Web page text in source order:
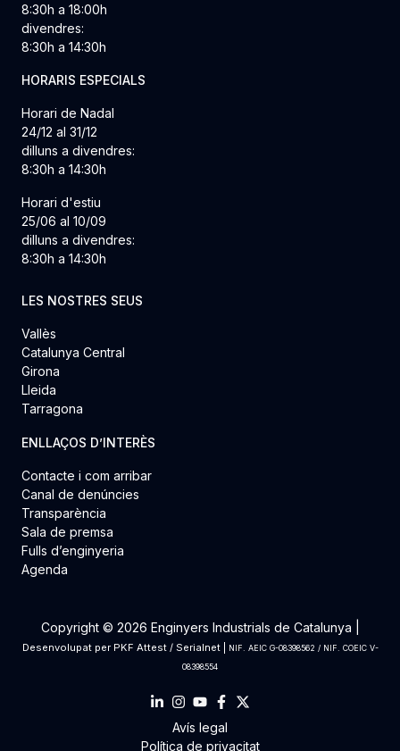
8:30h a 18:00h
divendres:
8:30h a 14:30h
HORARIS ESPECIALS
Horari de Nadal
24/12 al 31/12
dilluns a divendres:
8:30h a 14:30h
Horari d'estiu
25/06 al 10/09
dilluns a divendres:
8:30h a 14:30h
LES NOSTRES SEUS
Vallès
Catalunya Central
Girona
Lleida
Tarragona
ENLLAÇOS D’INTERÈS
Contacte i com arribar
Canal de denúncies
Transparència
Sala de premsa
Fulls d’enginyeria
Agenda
Copyright © 2026 Enginyers Industrials de Catalunya |
Desenvolupat per PKF Attest/ Serialnet|
NIF. AEIC G-08398562 / NIF. COEIC V-
08398554
Avís legal
Política de privacitat